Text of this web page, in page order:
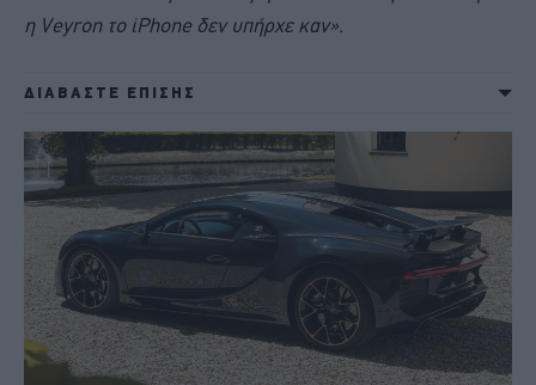
η Veyron το iPhone δεν υπήρχε καν».
ΔΙΑΒΑΣΤΕ ΕΠΙΣΗΣ